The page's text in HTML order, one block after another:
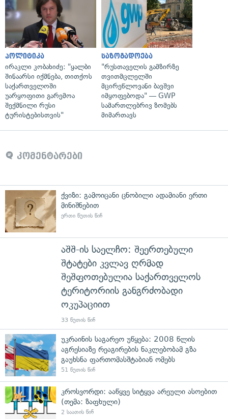
პოლიტიკა
ირაკლი კობახიძე: "ყალბი
შინაარსი იქმნება, თითქოს
საქართველოში
უარყოფითი გარემოა
შექმნილი რუსი
ტურისტებისთვის"
საზოგადოება
"რუსთაველის გამზირზე
თვითმცლელში
მცირეწლოვანი ბავშვი
იმყოფებოდა" — GWP
სამართლებრივ ზომებს
მიმართავს
კომენტარები
ქვიზი: გამოიცანი ცნობილი ადამიანი ერთი
მინიშნებით
ერთი წუთის წინ
აშშ-ის საელჩო: შეერთებული
შტატები კვლავ ღრმად
შეშფოთებულია საქართველოს
ტერიტორიის განგრძობადი
ოკუპაციით
33 წუთის წინ
უკრაინის საგარეო უწყება: 2008 წლის
აგრესიაზე რეაგირების ნაკლებობამ გზა
გაუხსნა ფართომასშტაბიან ომებს
51 წუთის წინ
კროსვორდი: ააწყვე სიტყვა არეული ასოებით
(თემა: ზაფხული)
2 საათის წინ